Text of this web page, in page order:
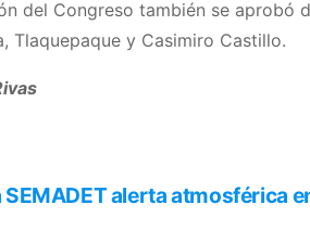
del Congreso también se aprobó
Tlaquepaque y Casimiro Castillo.
alerta atmosférica